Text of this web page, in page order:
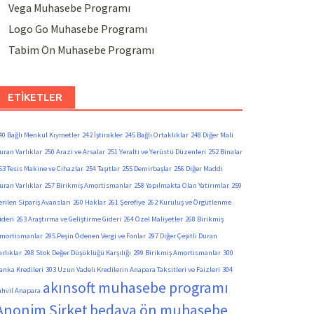
Vega Muhasebe Programı
Logo Go Muhasebe Programı
Tabim Ön Muhasebe Programı
ETIKETLER
Bağlı Menkul Kıymetler 242 İştirakler 245 Bağlı Ortaklıklar 248 Diğer Mali
Varlıklar 250 Arazi ve Arsalar 251 Yeraltı ve Yerüstü Düzenleri 252 Binalar
Tesis Makine ve Cihazlar 254 Taşıtlar 255 Demirbaşlar 256 Diğer Maddi
Varlıklar 257 Birikmiş Amortismanlar 258 Yapılmakta Olan Yatırımlar 259
Sipariş Avansları 260 Haklar 261 Şerefiye 262 Kuruluş ve Örgütlenme
263 Araştırma ve Geliştirme Gideri 264 Özel Maliyetler 268 Birikmiş
295 Peşin Ödenen Vergi ve Fonlar 297 Diğer Çeşitli Duran
298 Stok Değer Düşüklüğü Karşılığı 299 Birikmiş Amortismanlar 300
Kredileri 303 Uzun Vadeli Kredilerin Anapara Taksitleri ve Faizleri 304
Anapara akınsoft muhasebe programı